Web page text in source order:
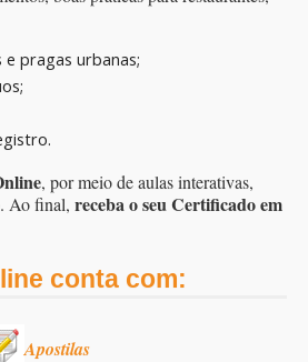
pragas urbanas;
, por meio de aulas interativas,
Ao final, receba o seu Certificado em
conta com:
Apostilas